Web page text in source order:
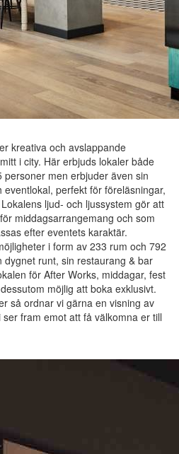
kreativa och avslappande
i city. Här erbjuds lokaler både
men erbjuder även sin
perfekt för föreläsningar,
ljud- och ljussystem gör att
middagsarrangemang och som
efter eventets karaktär.
i form av 233 rum och 792
runt, sin restaurang & bar
för After Works, middagar, fest
möjlig att boka exklusivt.
så ordnar vi gärna en visning av
fram emot att få välkomna er till